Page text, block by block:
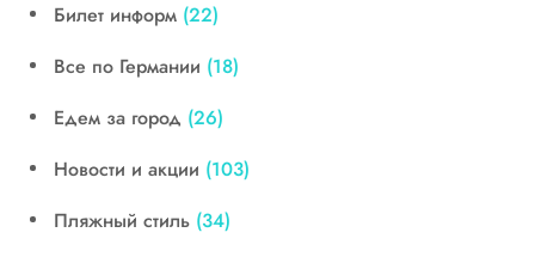
Билет информ (22)
Все по Германии (18)
Едем за город (26)
Новости и акции (103)
Пляжный стиль (34)